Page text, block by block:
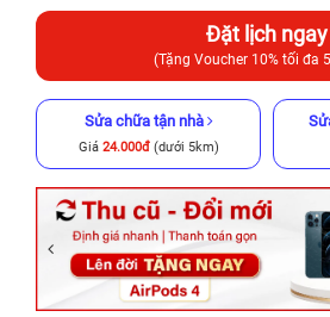
Đặt lịch ngay
(Tặng Voucher 10% tối đa
Sửa chữa tận nhà
Giá 24.000đ(dưới 5km)